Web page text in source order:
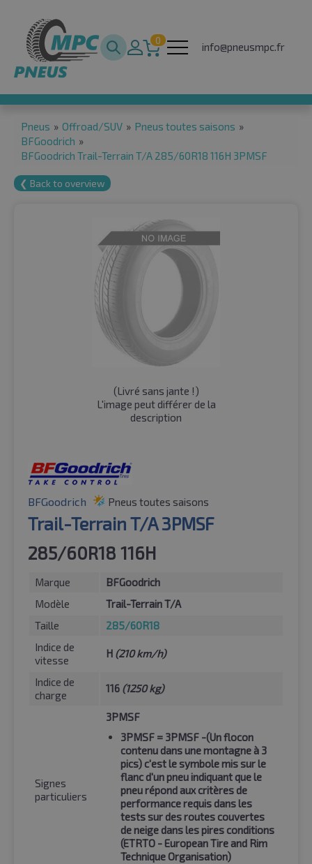
0
info@pneusmpc.fr
Pneus » Offroad/SUV » Pneus toutes saisons »
BFGoodrich »
BFGoodrich Trail-Terrain T/A 285/60R18 116H 3PMSF
❮ Back to overview
(Livré sans jante !)
L'image peut différer de la
description
BFGoodrich Pneus toutes saisons
Trail-Terrain T/A 3PMSF
285/60R18 116H
Marque
BFGoodrich
Modèle
Trail-Terrain T/A
Taille
285/60R18
Indice de
vitesse
H (210 km/h)
Indice de
charge
116 (1250 kg)
Signes
particuliers
3PMSF
3PMSF = 3PMSF -(Un flocon
contenu dans une montagne à 3
pics) c'est le symbole mis sur le
flanc d'un pneu indiquant que le
pneu répond aux critères de
performance requis dans les
tests sur des routes couvertes
de neige dans les pires conditions
(ETRTO - European Tire and Rim
Technique Organisation)